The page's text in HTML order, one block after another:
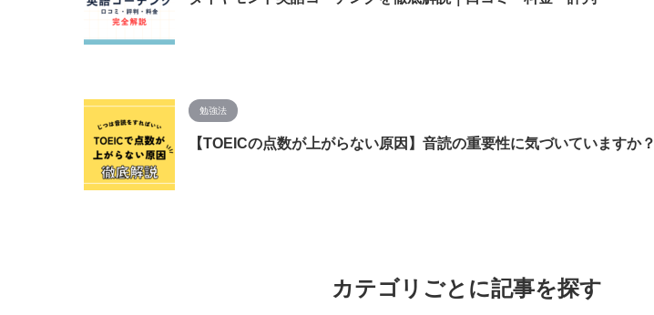
勉強法
【TOEICの点数が上がらない原因】音読の重要性に気づいていますか？
カテゴリごとに記事を探す